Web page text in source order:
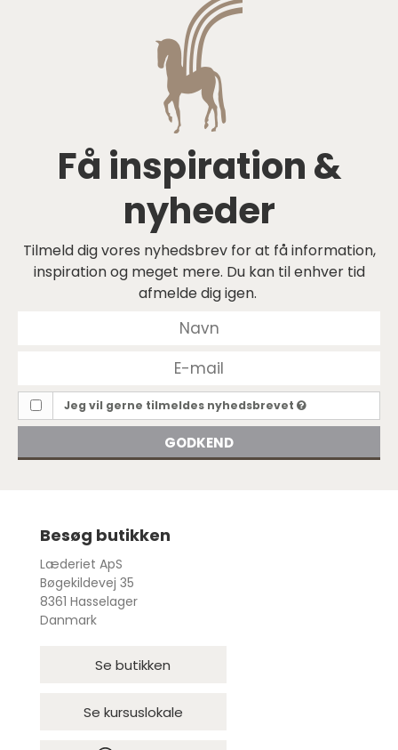
Få inspiration &
nyheder
Tilmeld dig vores nyhedsbrev for at få information,
inspiration og meget mere. Du kan til enhver tid
afmelde dig igen.
Jeg vil gerne tilmeldes nyhedsbrevet
GODKEND
Besøg butikken
Læderiet ApS
Bøgekildevej 35
8361 Hasselager
Danmark
Se butikken
Se kursuslokale